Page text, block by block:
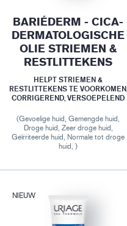
BARIÉDERM - CICA-
DERMATOLOGISCHE
OLIE STRIEMEN &
RESTLITTEKENS
HELPT STRIEMEN &
RESTLITTEKENS TE VOORKOMEN,
CORRIGEREND, VERSOEPELEND
(Gevoelige huid, Gemengde huid,
Droge huid, Zeer droge huid,
Geïrriteerde huid, Normale tot droge
huid, )
NIEUW